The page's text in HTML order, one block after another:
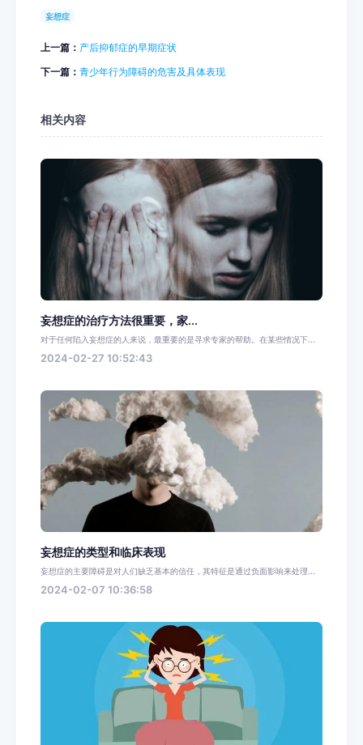
妄想症
上一篇： 产后抑郁症的早期症状
下一篇： 青少年行为障碍的危害及具体表现
相关内容
妄想症的治疗方法很重要，家...
对于任何陷入妄想症的人来说，最重要的是寻求专家的帮助。在某些情况下...
2024-02-27 10:52:43
妄想症的类型和临床表现
妄想症的主要障碍是对人们缺乏基本的信任，其特征是通过负面影响来处理...
2024-02-07 10:36:58